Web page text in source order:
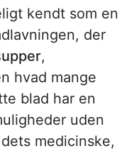
kendt som en
der
,
hvad mange
blad har en
uden
medicinske,